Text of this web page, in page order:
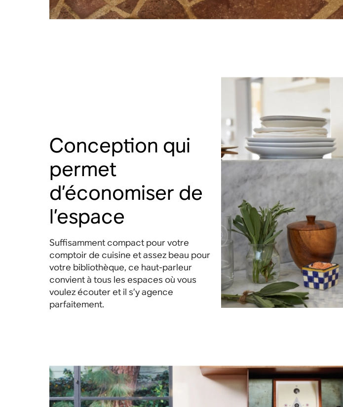
Conception qui
permet
d’économiser de
l’espace
Suffisamment compact pour votre
comptoir de cuisine et assez beau pour
votre bibliothèque, ce haut-parleur
convient à tous les espaces où vous
voulez écouter et il s’y agence
parfaitement.